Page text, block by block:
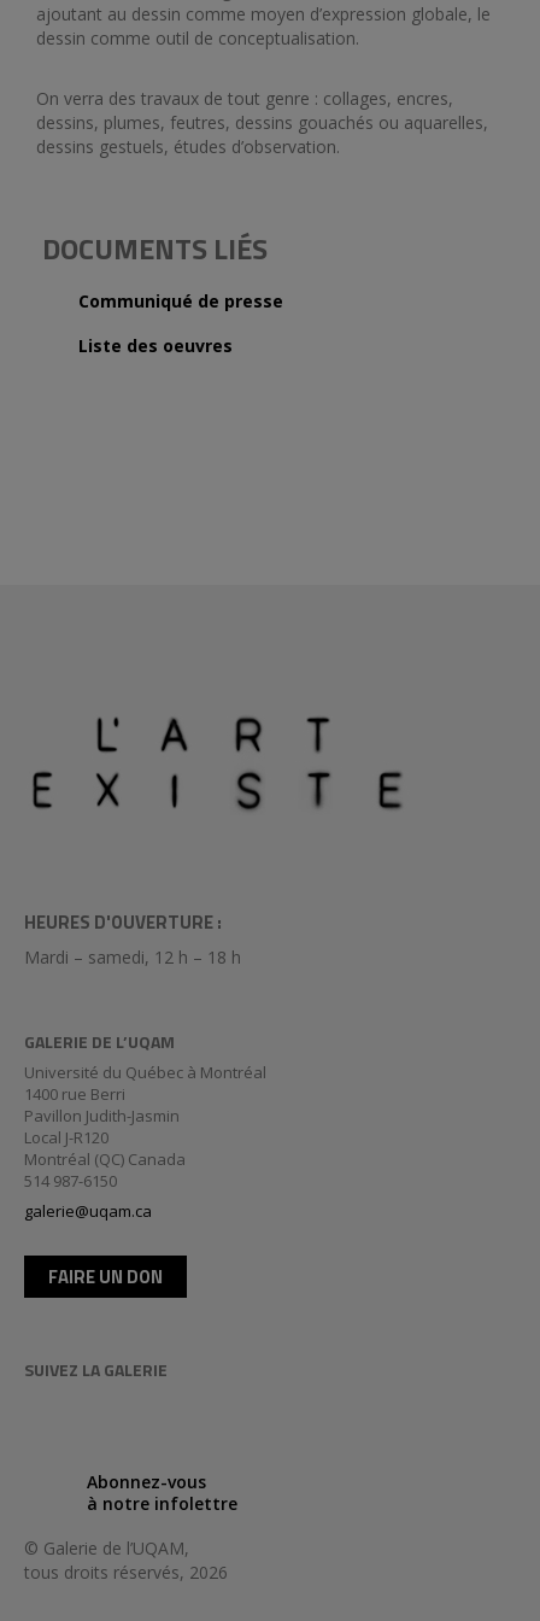
ajoutant au dessin comme moyen d’expression globale, le
dessin comme outil de conceptualisation.
On verra des travaux de tout genre : collages, encres,
dessins, plumes, feutres, dessins gouachés ou aquarelles,
dessins gestuels, études d’observation.
DOCUMENTS LIÉS
Communiqué de presse
Liste des oeuvres
HEURES D'OUVERTURE :
Mardi – samedi, 12 h – 18 h
GALERIE DE L’UQAM
Université du Québec à Montréal
1400 rue Berri
Pavillon Judith-Jasmin
Local J-R120
Montréal (QC) Canada
514 987-6150
galerie@uqam.ca
FAIRE UN DON
SUIVEZ LA GALERIE
Abonnez-vous
à notre infolettre
© Galerie de l’UQAM,
tous droits réservés, 2026